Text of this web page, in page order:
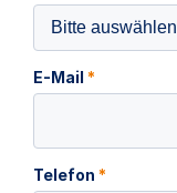
Bitte auswählen
E-Mail *
Telefon *